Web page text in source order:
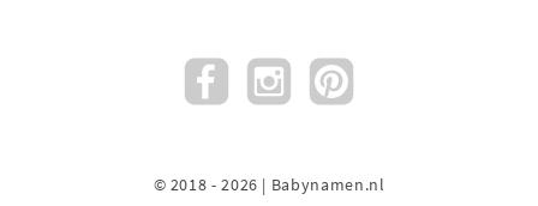
© 2018 - 2026 | Babynamen.nl